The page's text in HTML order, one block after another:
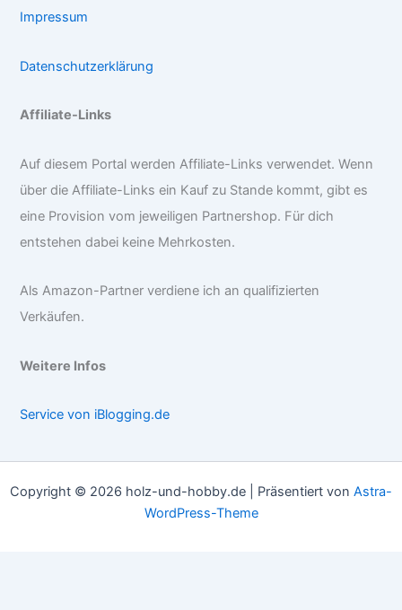
Impressum
Datenschutzerklärung
Affiliate-Links
Auf diesem Portal werden Affiliate-Links verwendet. Wenn
über die Affiliate-Links ein Kauf zu Stande kommt, gibt es
eine Provision vom jeweiligen Partnershop. Für dich
entstehen dabei keine Mehrkosten.
Als Amazon-Partner verdiene ich an qualifizierten
Verkäufen.
Weitere Infos
Service von iBlogging.de
Copyright © 2026 holz-und-hobby.de | Präsentiert von Astra-
WordPress-Theme